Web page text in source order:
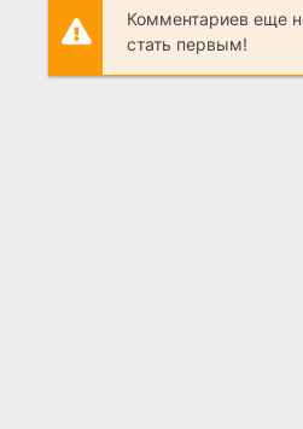
Комментариев еще
стать первым!